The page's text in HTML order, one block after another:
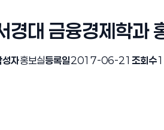
경대 금융경제학과
성자홍보실등록일2017-06-21 조회수